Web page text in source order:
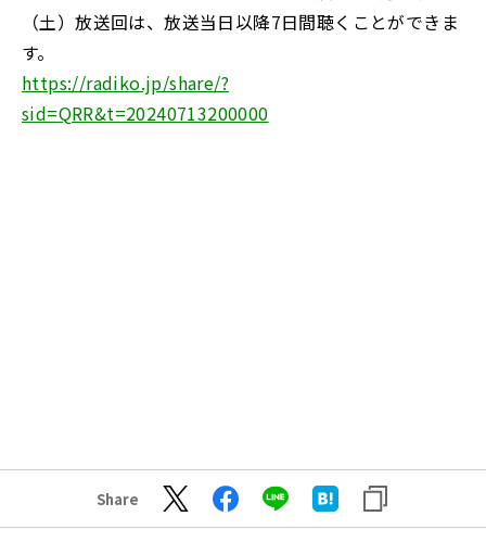
（土）放送回は、放送当日以降7日間聴くことができま
す。
https://radiko.jp/share/?
sid=QRR&t=20240713200000
Share